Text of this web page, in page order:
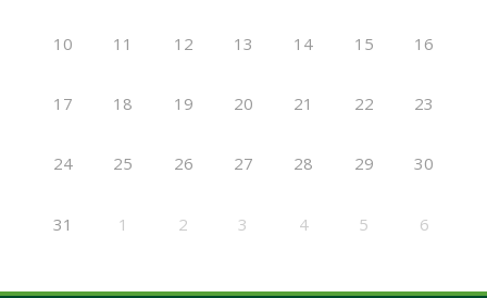
10 11 12 13 14 15 16
17 18 19 20 21 22 23
24 25 26 27 28 29 30
31 1 2 3 4 5 6